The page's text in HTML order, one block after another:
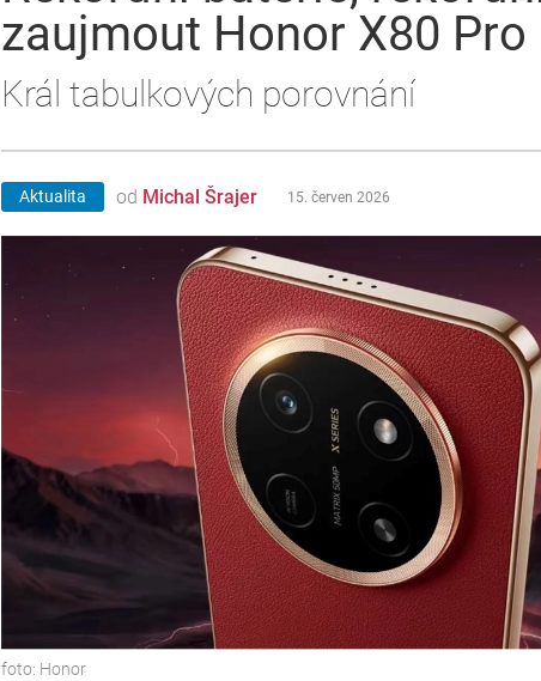
zaujmout Honor X80 Pro
Král tabulkových porovnání
Aktualita od Michal Šrajer 15. červen 2026
foto: Honor